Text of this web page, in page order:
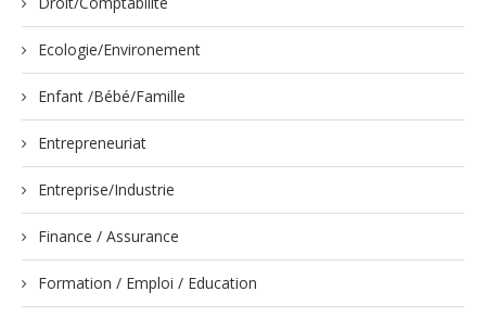
Ecologie/Environement
Enfant /Bébé/Famille
Entrepreneuriat
Entreprise/Industrie
Finance / Assurance
Formation / Emploi / Education